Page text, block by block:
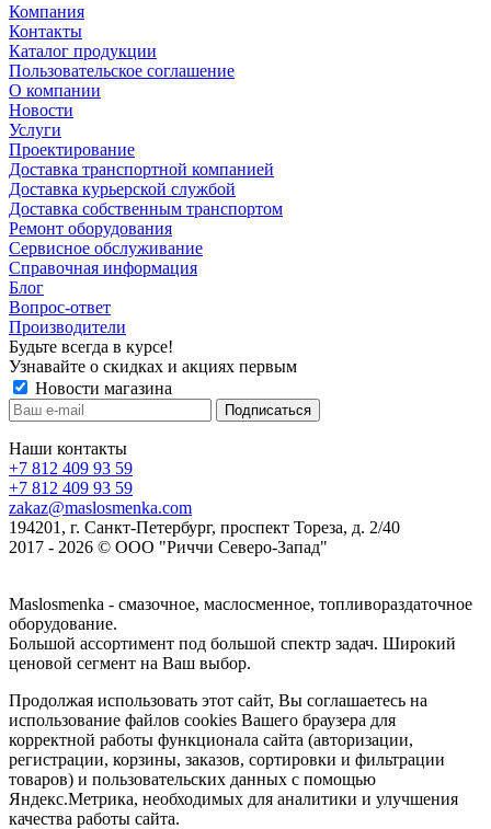
Компания
Контакты
Каталог продукции
Пользовательское соглашение
О компании
Новости
Услуги
Проектирование
Доставка транспортной компанией
Доставка курьерской службой
Доставка собственным транспортом
Ремонт оборудования
Сервисное обслуживание
Справочная информация
Блог
Вопрос-ответ
Производители
Будьте всегда в курсе!
Узнавайте о скидках и акциях первым
Новости магазина
Наши контакты
+7 812 409 93 59
+7 812 409 93 59
zakaz@maslosmenka.com
194201, г. Санкт-Петербург, проспект Тореза, д. 2/40
2017 - 2026 © ООО "Риччи Северо-Запад"
Maslosmenka - смазочное, маслосменное, топливораздаточное
оборудование.
Большой ассортимент под большой спектр задач. Широкий
ценовой сегмент на Ваш выбор.
Продолжая использовать этот сайт, Вы соглашаетесь на
использование файлов cookies Вашего браузера для
корректной работы функционала сайта (авторизации,
регистрации, корзины, заказов, сортировки и фильтрации
товаров) и пользовательских данных с помощью
Яндекс.Метрика, необходимых для аналитики и улучшения
качества работы сайта.